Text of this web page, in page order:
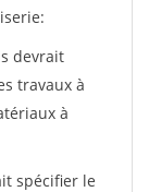
devrait
travaux à
à
spécifier le